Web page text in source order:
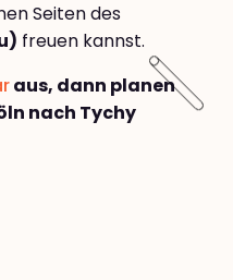
Seiten des
freuen kannst.
aus, dann planen
nach Tychy